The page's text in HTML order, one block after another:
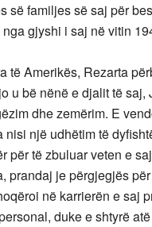
së familjes së saj për
gjyshi i saj në vitin
të Amerikës, Rezarta
u bë nënë e djalit të
dhe zemërim. E
një udhëtim të
për të zbuluar veten e
prandaj je përgjegjës
në karrierën e saj
duke e shtyrë